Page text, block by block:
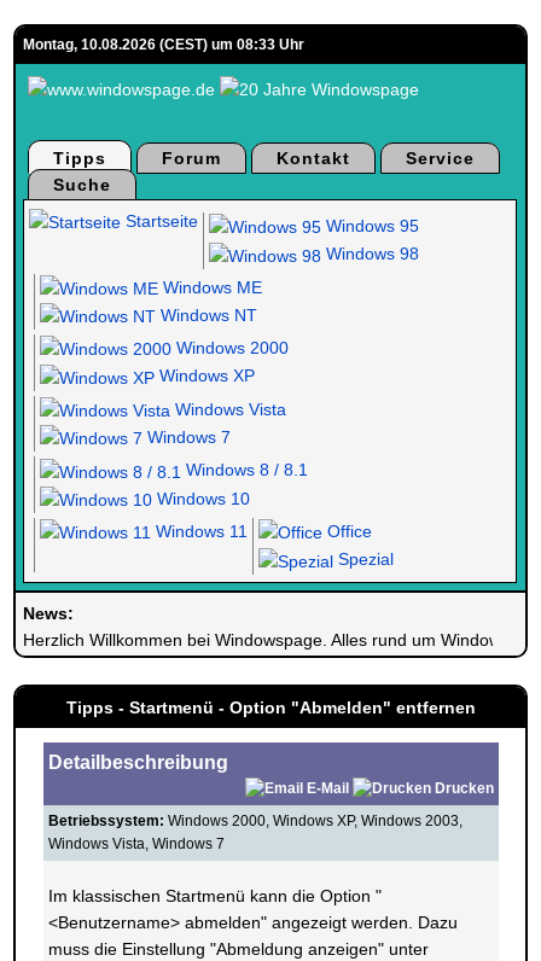
Montag, 10.08.2026 (CEST) um 08:33 Uhr
Tipps Forum Kontakt
Service
Suche
Startseite
Windows 95
Windows 98
Windows ME
Windows NT
Windows 2000
Windows XP
Windows Vista
Windows 7
Windows 8 / 8.1
Windows 10
Windows 11
Office
Spezial
News:
Herzlich Willkommen bei Windowspage. Alles rund um Windows.
Tipps - Startmenü - Option "Abmelden" entfernen
Detailbeschreibung
E-Mail
Drucken
Betriebssystem: Windows 2000, Windows XP, Windows 2003,
Windows Vista, Windows 7
Im klassischen Startmenü kann die Option "
<Benutzername> abmelden" angezeigt werden. Dazu
muss die Einstellung "Abmeldung anzeigen" unter